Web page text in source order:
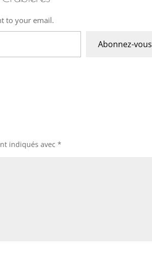
to your email.
Abonnez-vous
indiqués avec*